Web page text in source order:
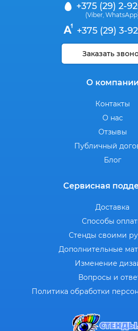
+375 (29) 2-
(Viber
+375 (29) 3-
Заказать
О компании
Контакты
О нас
Отзывы
Публичный
Блог
Сервисная
Доставка
Способы
Стенды своими
Дополнительные
Изменение
Вопросы и
Политика обработки